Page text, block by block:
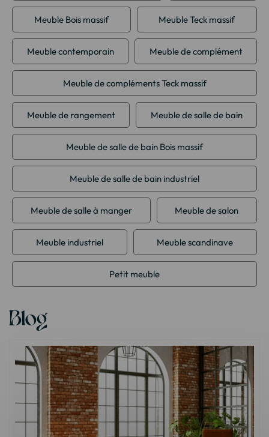
Meuble Bois massif Meuble Teck massif
Meuble contemporain Meuble de complément
Meuble de compléments Teck massif
Meuble de rangement Meuble de salle de bain
Meuble de salle de bain Bois massif
Meuble de salle de bain industriel
Meuble de salle à manger Meuble de salon
Meuble industriel Meuble scandinave
Petit meuble
Blog